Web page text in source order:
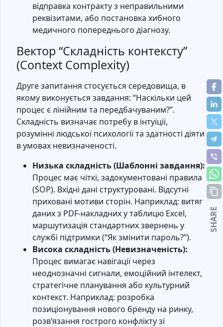
відправка контракту з неправильними
реквізитами, або постановка хибного
медичного попереднього діагнозу.
Вектор “Складність контексту”
(Context Complexity)
Друге запитання стосується середовища, в
якому виконується завдання: “Наскільки цей
процес є лінійним та передбачуваним?”.
Складність визначає потребу в інтуїції,
розумінні людської психології та здатності діяти
в умовах невизначеності.
Низька складність (Шаблонні завдання):
Процес має чіткі, задокументовані правила
(SOP). Вхідні дані структуровані. Відсутні
приховані мотиви сторін. Наприклад: витяг
даних з PDF-накладних у таблицю Excel,
маршутизація стандартних звернень у
службі підтримки (“Як змінити пароль?”).
Висока складність (Невизначеність):
Процес вимагає навігації через
неоднозначні сигнали, емоційний інтелект,
стратегічне планування або культурний
контекст. Наприклад: розробка
позиціонування нового бренду на ринку,
розв’язання гострого конфлікту зі
SHARE